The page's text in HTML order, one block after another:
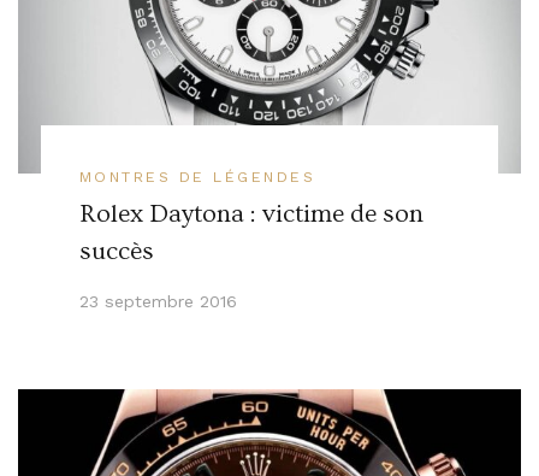
MONTRES DE LÉGENDES
Rolex Daytona : victime de son
succès
23 septembre 2016